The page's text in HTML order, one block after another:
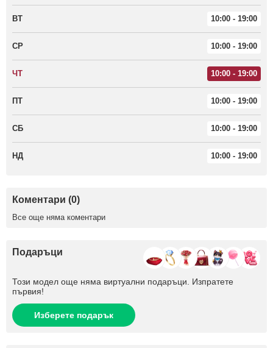
ВТ 10:00 - 19:00
СР 10:00 - 19:00
ЧТ 10:00 - 19:00
ПТ 10:00 - 19:00
СБ 10:00 - 19:00
НД 10:00 - 19:00
Коментари (0)
Все още няма коментари
Подаръци
Този модел още няма виртуални подаръци. Изпратете
първия!
Изберете подарък